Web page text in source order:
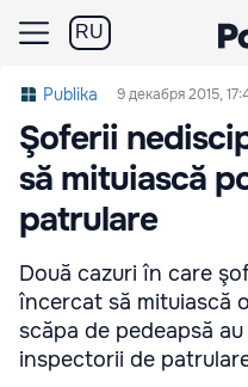
RU
Publika 9 декабря 2015,
Şoferii
să mituiască
patrulare
Două cazuri în care
încercat să mituiască
scăpa de pedeapsă
inspectorii de